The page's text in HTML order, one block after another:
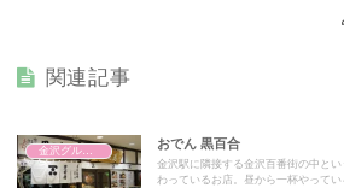
関連記事
おでん 黒百合
金沢駅に隣接する金沢百番街の中と
わっているお店。昼から一杯やって